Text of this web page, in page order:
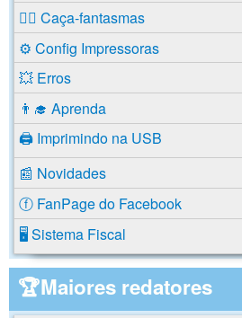
🕵️‍♂️ Caça-fantasmas
⚙️ Config Impressoras
💥 Erros
👨‍🎓 Aprenda
🖨️ Imprimindo na USB
📰 Novidades
ⓕ FanPage do Facebook
🖥️ Sistema Fiscal
🏆Maiores redatores